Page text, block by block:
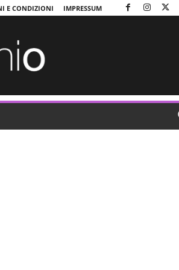
E CONDIZIONI IMPRESSUM